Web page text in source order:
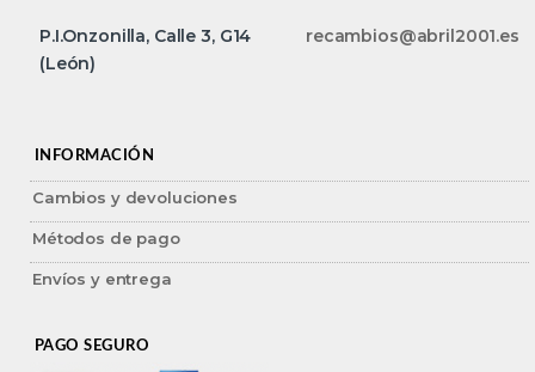
P.I.Onzonilla, Calle 3, G14
(León)
recambios@abril2001.es
INFORMACIÓN
Cambios y devoluciones
Métodos de pago
Envíos y entrega
PAGO SEGURO